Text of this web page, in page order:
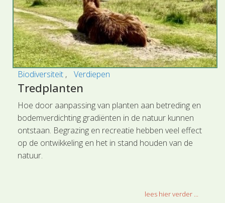
Biodiversiteit Verdiepen
Tredplanten
Hoe door aanpassing van planten aan betreding en
bodemverdichting gradiënten in de natuur kunnen
ontstaan. Begrazing en recreatie hebben veel effect
op de ontwikkeling en het in stand houden van de
natuur.
lees hier verder ...